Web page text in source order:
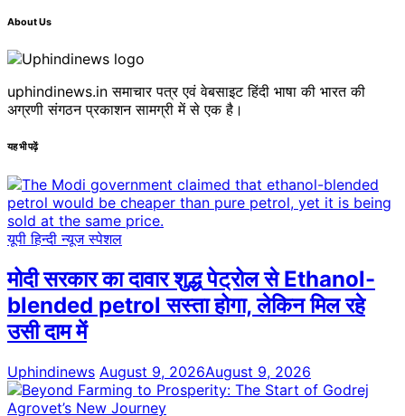
About Us
uphindinews.in समाचार पत्र एवं वेबसाइट हिंदी भाषा की भारत की
अग्रणी संगठन प्रकाशन सामग्री में से एक है।
यह भी पढ़ें
यूपी हिन्दी न्यूज स्पेशल
मोदी सरकार का दावार शुद्ध पेट्रोल से Ethanol-
blended petrol सस्ता होगा, लेकिन मिल रहे
उसी दाम में
Uphindinews August 9, 2026August 9, 2026